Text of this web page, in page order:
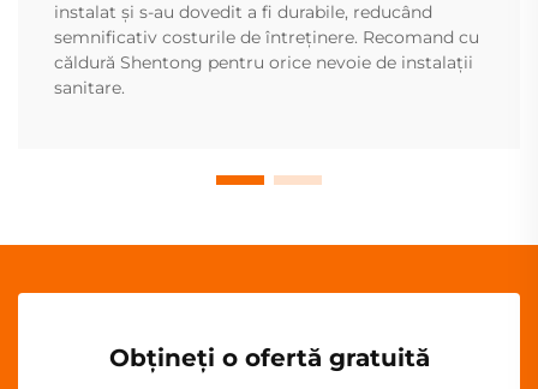
instalat și s-au dovedit a fi durabile, reducând
semnificativ costurile de întreținere. Recomand cu
căldură Shentong pentru orice nevoie de instalații
sanitare.
Obțineți o ofertă gratuită